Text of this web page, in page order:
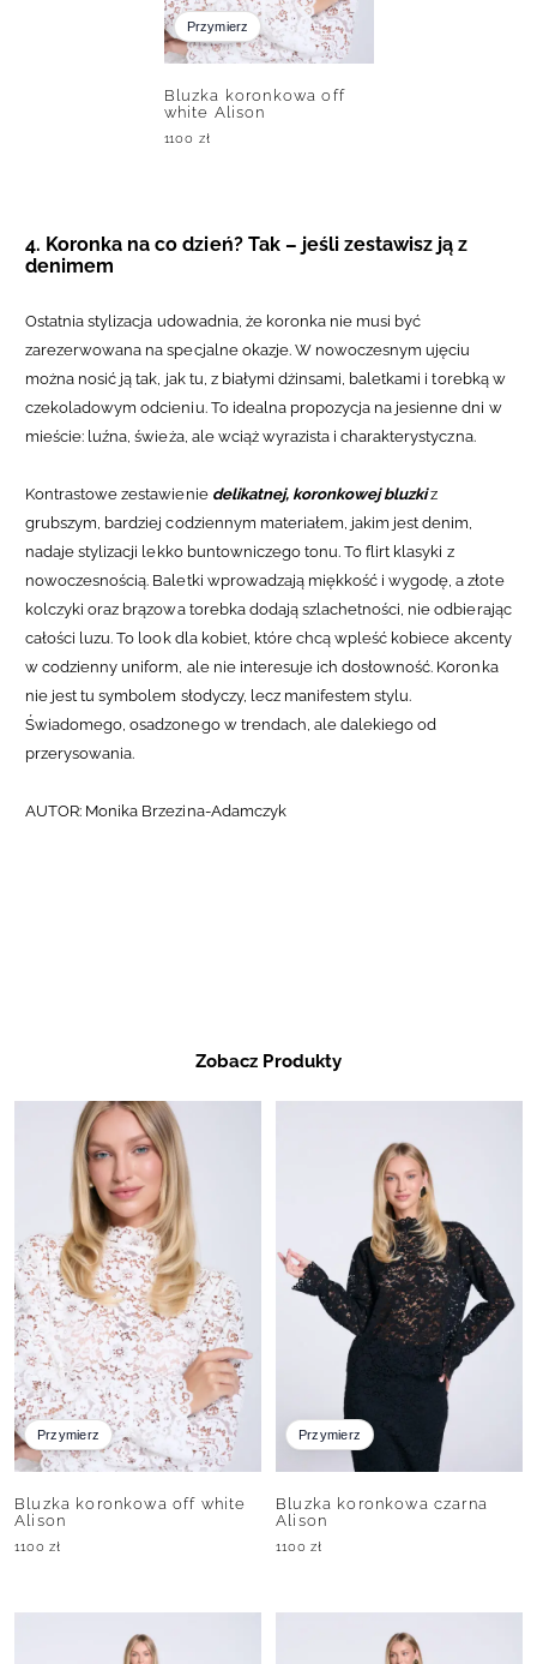
Przymierz
Bluzka koronkowa off
white Alison
1100 zł
4. Koronka na co dzień? Tak – jeśli zestawisz ją z
denimem
Ostatnia stylizacja udowadnia, że koronka nie musi być
zarezerwowana na specjalne okazje. W nowoczesnym ujęciu
można nosić ją tak, jak tu, z białymi dżinsami, baletkami i torebką w
czekoladowym odcieniu. To idealna propozycja na jesienne dni w
mieście: luźna, świeża, ale wciąż wyrazista i charakterystyczna.
Kontrastowe zestawienie delikatnej, koronkowej bluzki z
grubszym, bardziej codziennym materiałem, jakim jest denim,
nadaje stylizacji lekko buntowniczego tonu. To flirt klasyki z
nowoczesnością. Baletki wprowadzają miękkość i wygodę, a złote
kolczyki oraz brązowa torebka dodają szlachetności, nie odbierając
całości luzu.To look dla kobiet, które chcą wpleść kobiece akcenty
w codzienny uniform, ale nie interesuje ich dosłowność. Koronka
nie jest tu symbolem słodyczy, lecz manifestem stylu.
Świadomego, osadzonego w trendach, ale dalekiego od
przerysowania.
AUTOR: Monika Brzezina-Adamczyk
Zobacz Produkty
Przymierz
Bluzka koronkowa off white
Alison
1100zł
Przymierz
Bluzka koronkowa czarna
Alison
1100zł